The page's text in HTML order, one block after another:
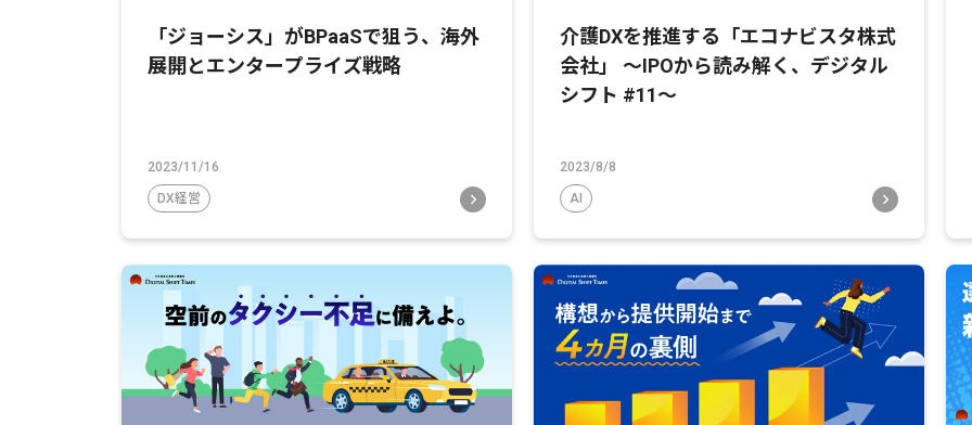
「ジョーシス」がBPaaSで狙う、海外
展開とエンタープライズ戦略
2023/11/16
DX経営
介護DXを推進する「エコナビスタ株式
会社」 〜IPOから読み解く、デジタル
シフト #11〜
2023/8/8
AI